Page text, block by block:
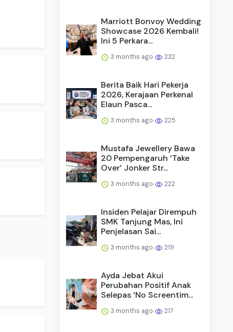
Marriott Bonvoy Wedding
Showcase 2026 Kembali!
Ini 5 Perkara...
3 months ago 232
Berita Baik Hari Pekerja
2026, Kerajaan Perkenal
Elaun Pasca...
3 months ago 225
Mustafa Jewellery Bawa
20 Pempengaruh ‘Take
Over’ Jonker Str...
3 months ago 222
Insiden Pelajar Dirempuh
SMK Tanjung Mas, Ini
Penjelasan Sai...
3 months ago 219
Ayda Jebat Akui
Perubahan Positif Anak
Selepas ‘No Screentim...
3 months ago 217